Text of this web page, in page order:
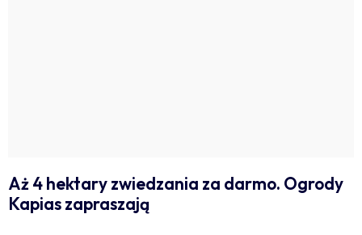
Aż 4 hektary zwiedzania za darmo. Ogrody
Kapias zapraszają